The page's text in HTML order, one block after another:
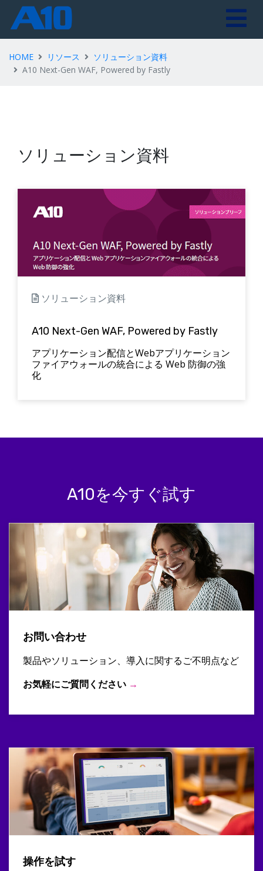
HOME リソース
ソリューション資料
A10 Next-Gen WAF, Powered by Fastly
ソリューション資料
ソリューション資料
A10 Next-Gen WAF, Powered by Fastly
アプリケーション配信とWebアプリケーション
ファイアウォールの統合による Web 防御の強
化
A10を今すぐ試す
お問い合わせ
製品やソリューション、導入に関するご不明点など
お気軽にご質問ください →
操作を試す